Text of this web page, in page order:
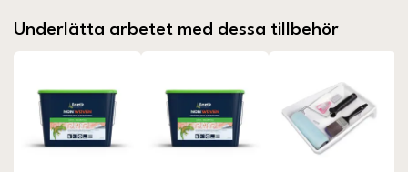
Underlätta arbetet med dessa tillbehör